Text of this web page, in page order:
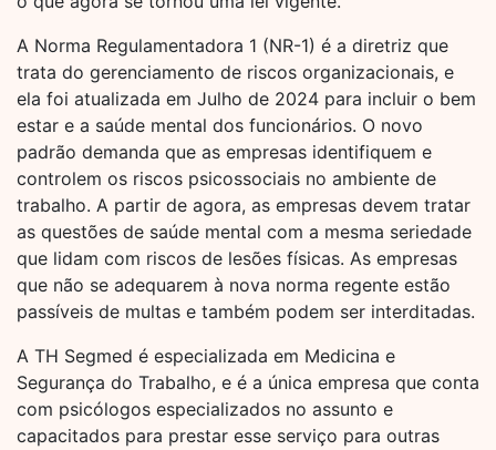
A Norma Regulamentadora 1 (NR-1) é a diretriz que
trata do gerenciamento de riscos organizacionais, e
ela foi atualizada em Julho de 2024 para incluir o bem
estar e a saúde mental dos funcionários. O novo
padrão demanda que as empresas identifiquem e
controlem os riscos psicossociais no ambiente de
trabalho. A partir de agora, as empresas devem tratar
as questões de saúde mental com a mesma seriedade
que lidam com riscos de lesões físicas. As empresas
que não se adequarem à nova norma regente estão
passíveis de multas e também podem ser interditadas.
A TH Segmed é especializada em Medicina e
Segurança do Trabalho, e é a única empresa que conta
com psicólogos especializados no assunto e
capacitados para prestar esse serviço para outras